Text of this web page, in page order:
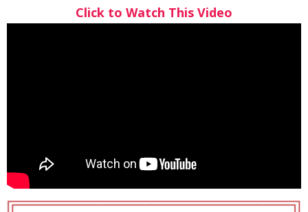
Click to Watch This Video